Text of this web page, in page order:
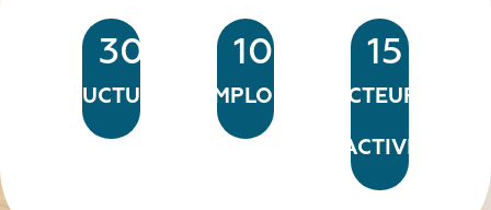
STRUCTURES
300
EMPLOIS
10605
SECTEURS
D'ACTIVITÉ
15